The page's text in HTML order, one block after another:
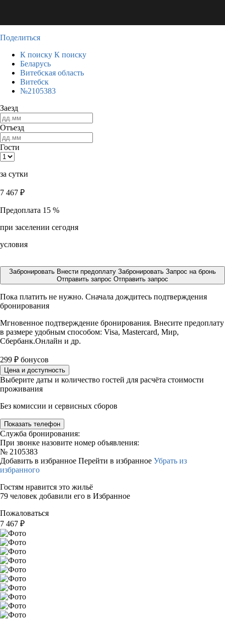
Поделиться
К поиску К поиску
Беларусь
Витебская область
Витебск
№2105383
Заезд
Отъезд
Гости
за сутки
7 467 ₽
Предоплата 15 %
при заселении сегодня
условия
Забронировать Внести предоплату Забронировать Запрос на бронь
Отправить запрос Отправить запрос
Пока платить не нужно. Сначала дождитесь подтверждения
бронирования
Мгновенное подтверждение бронирования. Внесите предоплату
в размере удобным способом: Visa, Mastercard, Мир,
Сбербанк.Онлайн и др.
299 ₽ бонусов
Цена и доступность
Выберите даты и количество гостей для расчёта стоимости
проживания
Без комиссии и сервисных сборов
Показать телефон
Служба бронирования:
При звонке назовите номер объявления:
№ 2105383
Добавить в избранное Перейти в избранное Убрать из
избранного
Гостям нравится это жильё
79 человек добавили его в Избранное
Пожаловаться
7 467 ₽